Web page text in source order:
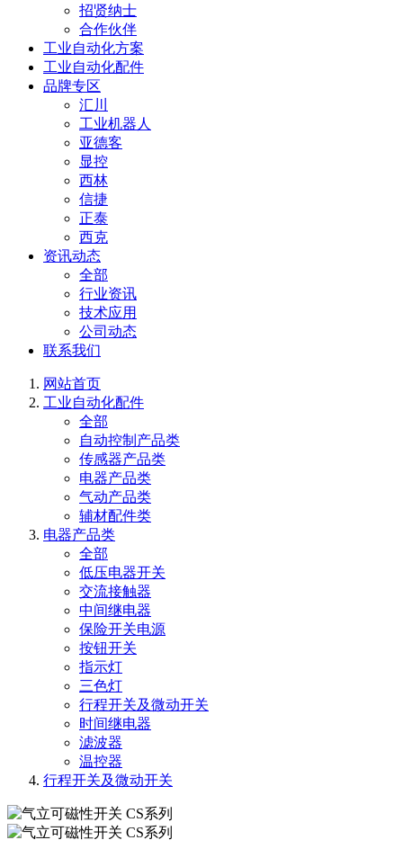
招贤纳士
合作伙伴
工业自动化方案
工业自动化配件
品牌专区
汇川
工业机器人
亚德客
显控
西林
信捷
正泰
西克
资讯动态
全部
行业资讯
技术应用
公司动态
联系我们
网站首页
工业自动化配件
全部
自动控制产品类
传感器产品类
电器产品类
气动产品类
辅材配件类
电器产品类
全部
低压电器开关
交流接触器
中间继电器
保险开关电源
按钮开关
指示灯
三色灯
行程开关及微动开关
时间继电器
滤波器
温控器
行程开关及微动开关